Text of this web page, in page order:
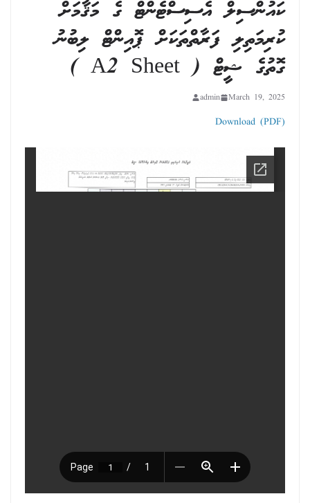
ކައުންސިލް އެސިސްޓެންޓް ގެ މަޤާމަށް
ކުރިމަތިލި ފަރާތްތަކަށް ޕޮއިންޓް ލިބުނު
ގޮތުގެ ޝީޓް ( A2 Sheet )
March 19, 2025
admin
Download (PDF)